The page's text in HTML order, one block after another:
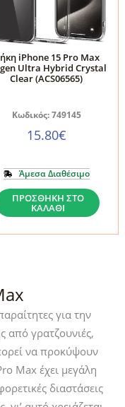
Frost
(ACS06569)
iPhone 15 Pro Max
Ultra Hybrid Crystal
Clear (ACS06565)
Κωδικός: 749145
15.80€
Άμεσα Διαθέσιμο
Spigen
Hybrid
Clear
(ACS06565)
ποσότητα
ΠΡΟΣΘΉΚΗ ΣΤΟ
ΚΑΛΆΘΙ
για την
από γρατζουνιές,
να προκύψουν
Max έχει μεγάλη
διαστάσεις